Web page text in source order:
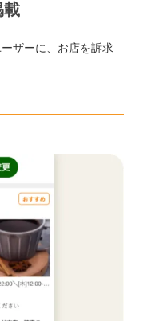
載
ザーに、お店を訴求